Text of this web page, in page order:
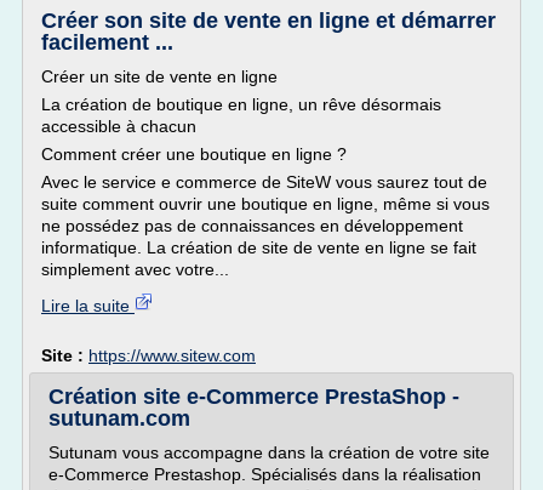
Créer son site de vente en ligne et démarrer
facilement ...
Créer un site de vente en ligne
La création de boutique en ligne, un rêve désormais
accessible à chacun
Comment créer une boutique en ligne ?
Avec le service e commerce de SiteW vous saurez tout de
suite comment ouvrir une boutique en ligne, même si vous
ne possédez pas de connaissances en développement
informatique. La création de site de vente en ligne se fait
simplement avec votre...
Lire la suite
Site : https://www.sitew.com
Création site e-Commerce PrestaShop -
sutunam.com
Sutunam vous accompagne dans la création de votre site
e-Commerce Prestashop. Spécialisés dans la réalisation